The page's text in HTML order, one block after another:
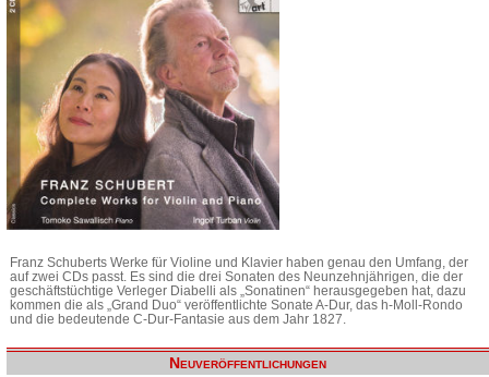
Franz Schuberts Werke für Violine und Klavier haben genau den Umfang, der
auf zwei CDs passt. Es sind die drei Sonaten des Neunzehnjährigen, die der
geschäftstüchtige Verleger Diabelli als „Sonatinen“ herausgegeben hat, dazu
kommen die als „Grand Duo“ veröffentlichte Sonate A-Dur, das h-Moll-Rondo
und die bedeutende C-Dur-Fantasie aus dem Jahr 1827.
Neuveröffentlichungen